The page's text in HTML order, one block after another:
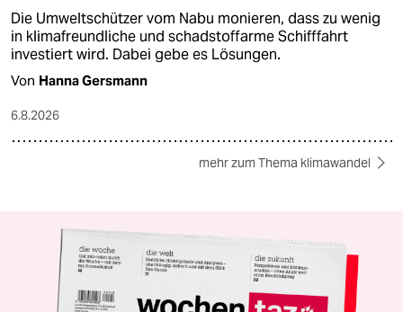
Die Umweltschützer vom Nabu monieren, dass zu wenig
in klimafreundliche und schadstoffarme Schifffahrt
investiert wird. Dabei gebe es Lösungen.
Von Hanna Gersmann
6.8.2026
mehr zum Thema klimawandel